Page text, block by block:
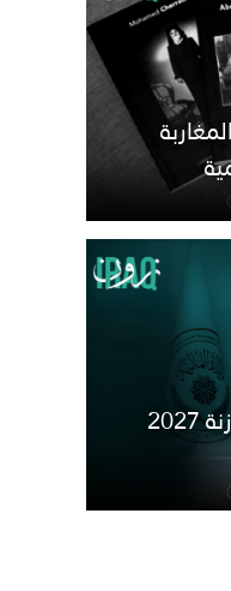
وزارة المالية تكشف ملامح موازنة 2027